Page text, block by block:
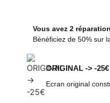
Vous avez 2
Bénéficiez de 50% sur
ORIGINAL -> -25€
Ecran original